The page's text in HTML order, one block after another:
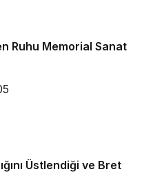
Sanat
Üstlendiği ve Bret